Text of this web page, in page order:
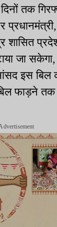
तक
शासित
जा सकेगा,
इस बिल
फाड़ने तक